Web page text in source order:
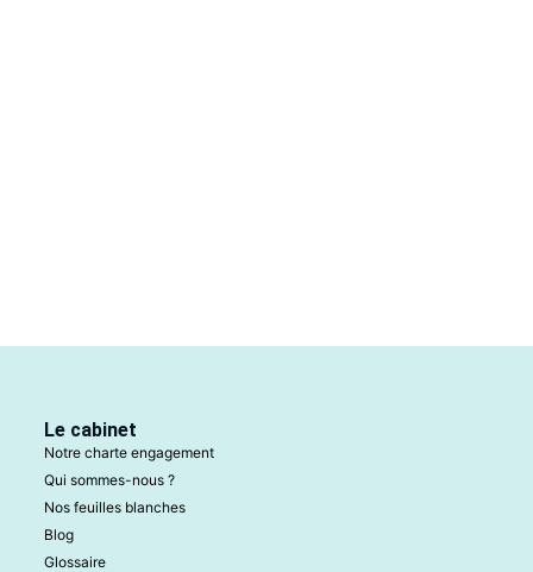
Le cabinet
Notre charte engagement
Qui sommes-nous ?
Nos feuilles blanches
Blog
Glossaire